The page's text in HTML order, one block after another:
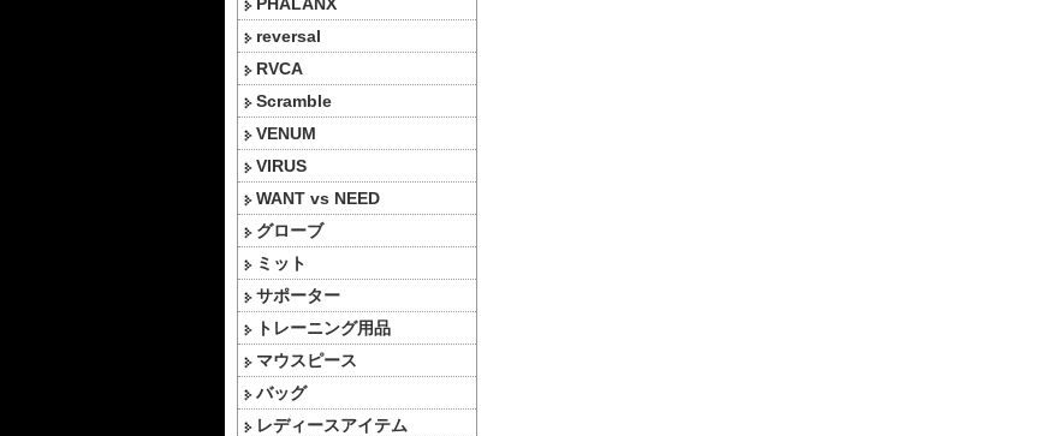
reversal
RVCA
Scramble
VENUM
VIRUS
WANT vs NEED
グローブ
ミット
サポーター
トレーニング用品
マウスピース
バッグ
レディースアイテム